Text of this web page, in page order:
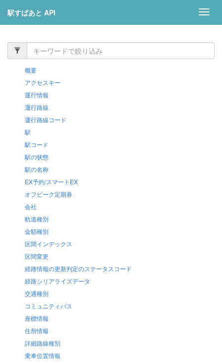
駅すぱあと API
概要
アクセスキー
運行情報
運行路線
運行路線コード
駅
駅コード
駅の状態
駅の名称
EX予約/スマートEX
オフピーク定期券
会社
軌道種別
金額種別
区間インデックス
区間変更
経路情報の更新判定のステータスコード
経路シリアライズデータ
交通種別
コミュニティバス
座標情報
住所情報
詳細路線種別
乗車位置情報